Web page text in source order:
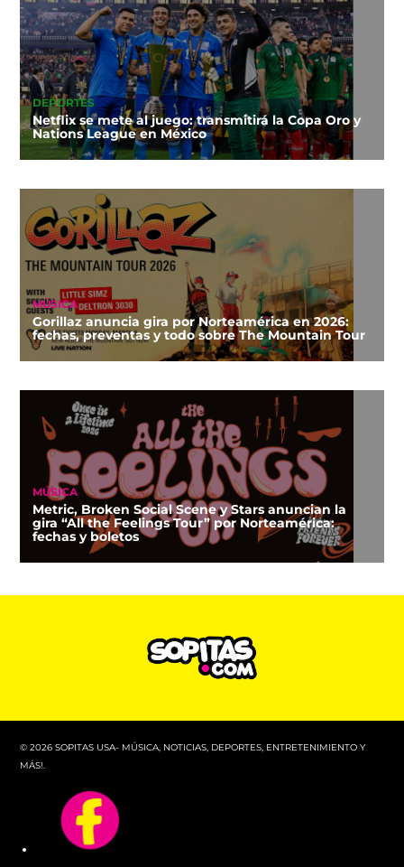
DEPORTES
Netflix se mete al juego: transmitirá la Copa Oro y
Nations League en México
MÚSICA
Gorillaz anuncia gira por Norteamérica en 2026:
fechas, preventas y todo sobre The Mountain Tour
MÚSICA
Metric, Broken Social Scene y Stars anuncian la
gira “All the Feelings Tour” por Norteamérica:
fechas y boletos
© 2026 SOPITAS USA- MÚSICA, NOTICIAS, DEPORTES, ENTRETENIMIENTO Y
MÁS!.